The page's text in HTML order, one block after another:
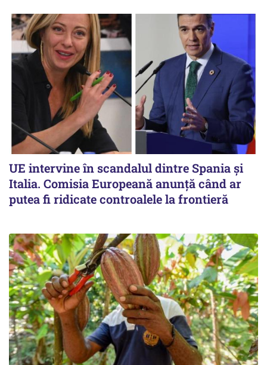
UE intervine în scandalul dintre Spania și
Italia. Comisia Europeană anunță când ar
putea fi ridicate controalele la frontieră